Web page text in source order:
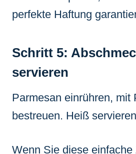
perfekte Haftung
Schritt 5:
servieren
Parmesan einrühren, mit
bestreuen. Heiß
Wenn Sie diese einfache